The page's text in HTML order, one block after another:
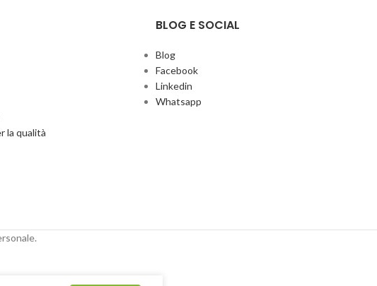
la qualità
BLOG E SOCIAL
Blog
Facebook
Linkedin
Whatsapp